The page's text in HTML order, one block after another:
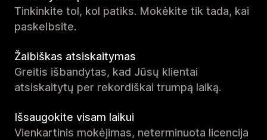
Tinkinkite tol, kol patiks. Mokėkite tik tada, kai
paskelbsite.
Žaibiškas atsiskaitymas
Greitis išbandytas, kad Jūsų klientai
atsiskaitytų per rekordiškai trumpą laiką.
Išsaugokite visam laikui
Vienkartinis mokėjimas, neterminuota licencija